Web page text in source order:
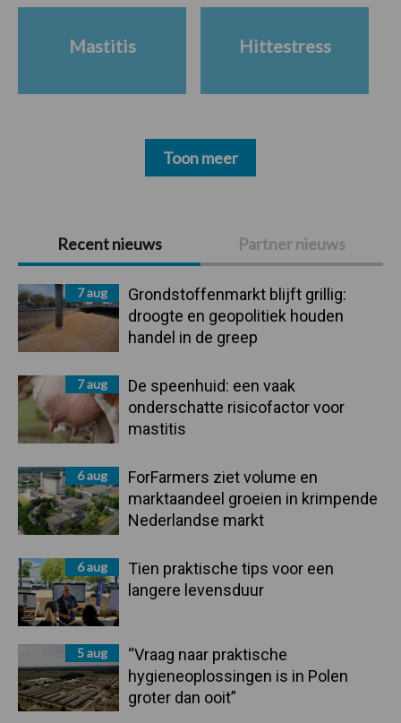
Primaire
Sidebar
Recent nieuws Partner nieuws
7 aug
Grondstoffenmarkt blijft grillig:
droogte en geopolitiek houden
handel in de greep
7 aug
De speenhuid: een vaak
onderschatte risicofactor voor
mastitis
6 aug
ForFarmers ziet volume en
marktaandeel groeien in krimpende
Nederlandse markt
6 aug
Tien praktische tips voor een
langere levensduur
5 aug
“Vraag naar praktische
hygieneoplossingen is in Polen
groter dan ooit”
Mastitis Hittestress
Toon meer